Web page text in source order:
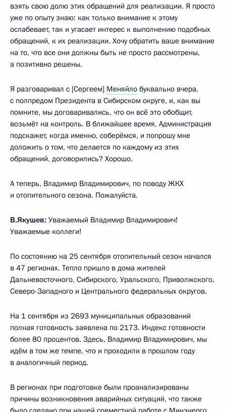
взять свою долю этих обращений для реализации. Я просто
уже по опыту знаю: как только внимание к этому
ослабевает, так и угасает интерес к выполнению подобных
обращений, к их реализации. Хочу обратить ваше внимание
на то, что все они должны быть не просто рассмотрены,
а позитивно решены.
Я разговаривал с [Сергеем] Меняйло буквально вчера,
с полпредом Президента в Сибирском округе, и, как вы
помните, мы договаривались, что он всё это обобщит,
возьмёт на контроль. В ближайшее время, Администрация
подскажет, когда именно, соберёмся, и попрошу мне
доложить о том, что делается по каждому из этих
обращений, договорились? Хорошо.
А теперь, Владимир Владимирович, по поводу ЖКХ
и отопительного сезона. Пожалуйста.
В.Якушев: Уважаемый Владимир Владимирович!
Уважаемые коллеги!
По состоянию на 25 сентября отопительный сезон начался
в 47 регионах. Тепло пришло в дома жителей
Дальневосточного, Сибирского, Уральского, Приволжского,
Северо-Западного и Центрального федеральных округов.
На 1 сентября из 2693 муниципальных образований
полная готовность заявлена по 2173. Индекс готовности
более 80 процентов. Здесь, Владимир Владимирович, мы
идём в том же темпе, что и проходили в прошлом году
в аналогичный период.
В регионах при подготовке были проанализированы
причины возникновения аварийных ситуаций, что также